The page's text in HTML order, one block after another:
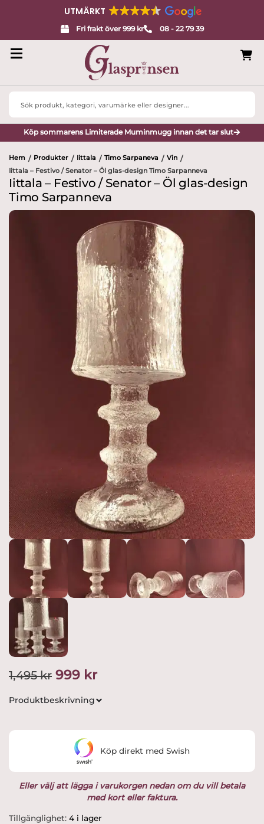
UTMÄRKT
Fri frakt över 999 kr 08 - 22 79 39
Search
Köp sommarens Limiterade Muminmugg innan det tar slut
Hem / Produkter / Iittala / Timo Sarpaneva / Vin /
Iittala – Festivo / Senator – Öl glas-design Timo Sarpanneva
Iittala – Festivo / Senator – Öl glas-design
Timo Sarpanneva
1,495kr Det
ursprungliga
var:
1,495 kr.
999 krDet
nuvarande
999 kr.
Produktbeskrivning
Eller välj att lägga i varukorgen nedan om du vill betala
med kort eller faktura.
Tillgänglighet: 4 i lager
Iittala
Köp direkt med Swish